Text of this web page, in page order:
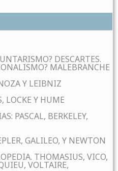
DESCARTES.
MALEBRANCHE
Y LEIBNIZ
LOCKE Y HUME
PASCAL, BERKELEY,
GALILEO, Y NEWTON
THOMASIUS, VICO,
VOLTAIRE,